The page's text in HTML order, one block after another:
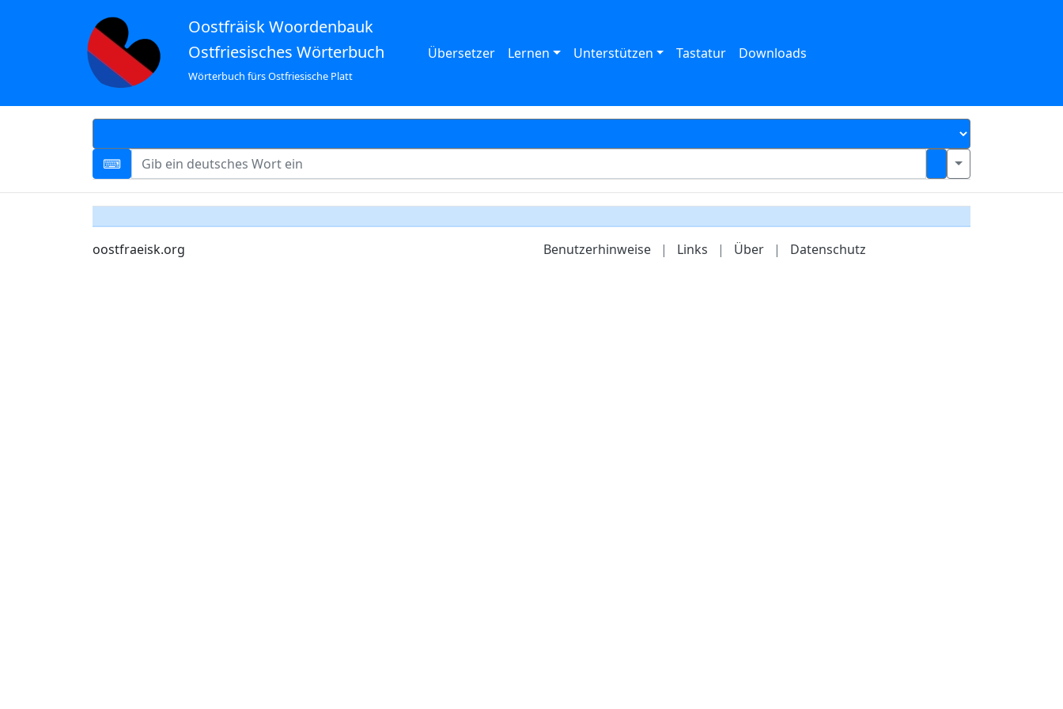
Oostfräisk Woordenbauk
Ostfriesisches Wörterbuch
Wörterbuch fürs Ostfriesische Platt
Übersetzer Lernen Unterstützen Tastatur Downloads
oostfraeisk.org Benutzerhinweise | Links | Über | Datenschutz